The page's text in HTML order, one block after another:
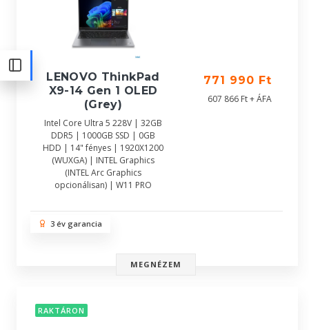
LENOVO ThinkPad
X9-14 Gen 1 OLED
(Grey)
Intel Core Ultra 5 228V | 32GB
DDR5 | 1000GB SSD | 0GB
HDD | 14" fényes | 1920X1200
(WUXGA) | INTEL Graphics
(INTEL Arc Graphics
opcionálisan) | W11 PRO
771 990 Ft
607 866 Ft + ÁFA
3 év garancia
MEGNÉZEM
RAKTÁRON